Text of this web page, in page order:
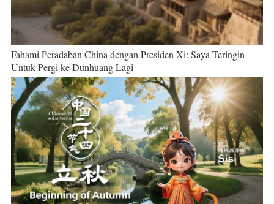
Fahami Peradaban China dengan Presiden Xi: Saya Teringin
Untuk Pergi ke Dunhuang Lagi